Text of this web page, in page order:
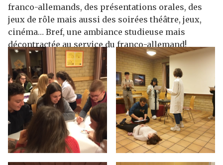
franco-allemands, des présentations orales, des
jeux de rôle mais aussi des soirées théâtre, jeux,
cinéma… Bref, une ambiance studieuse mais
décontractée au service du franco-allemand!